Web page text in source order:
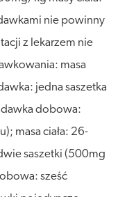
nie powinny
z lekarzem nie
masa
jedna saszetka
dobowa:
masa ciała: 26-
saszetki (500mg
sześć